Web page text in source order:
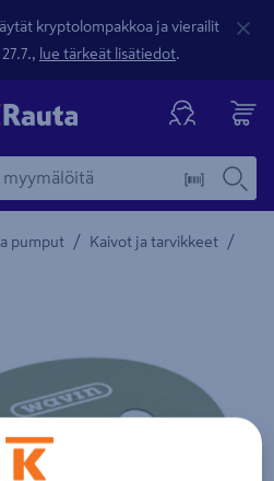
kryptolompakkoa ja vierailit
lue tärkeät lisätiedot.
pumput / Kaivot ja tarvikkeet /
Tuotteen kuvaus -